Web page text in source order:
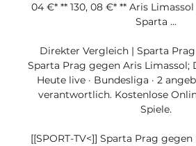
04 €* ** 130, 08 €* ** Aris
Sparta ...
Direkter Vergleich | Sparta
Sparta Prag gegen Aris Limassol;
Heute live · Bundesliga · 2
verantwortlich. Kostenlose
Spiele.
[[SPORT-TV<]] Sparta Prag